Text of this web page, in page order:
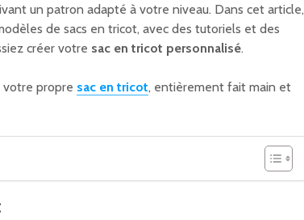
un patron adapté à votre niveau. Dans cet article,
de sacs en tricot, avec des tutoriels et des
créer votre sac en tricot personnalisé.
votre propre sac en tricot, entièrement fait main et